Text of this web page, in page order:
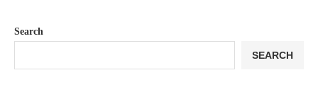
Search
SEARCH